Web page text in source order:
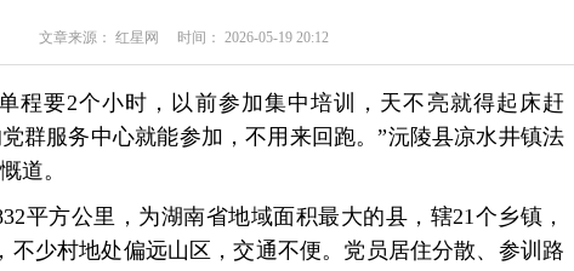
文章来源： 红星网 时间： 2026-05-19 20:12
程要2个小时，以前参加集中培训，天不亮就得起床赶
群服务中心就能参加，不用来回跑。”沅陵县凉水井镇法
道。
平方公里，为湖南省地域面积最大的县，辖21个乡镇，
不少村地处偏远山区，交通不便。党员居住分散、参训路